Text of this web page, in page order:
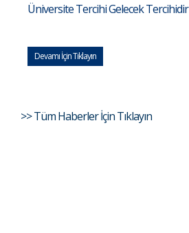
Üniversite Tercihi Gelecek Tercihidir
Devamı İçin Tıklayın
>> Tüm Haberler İçin Tıklayın